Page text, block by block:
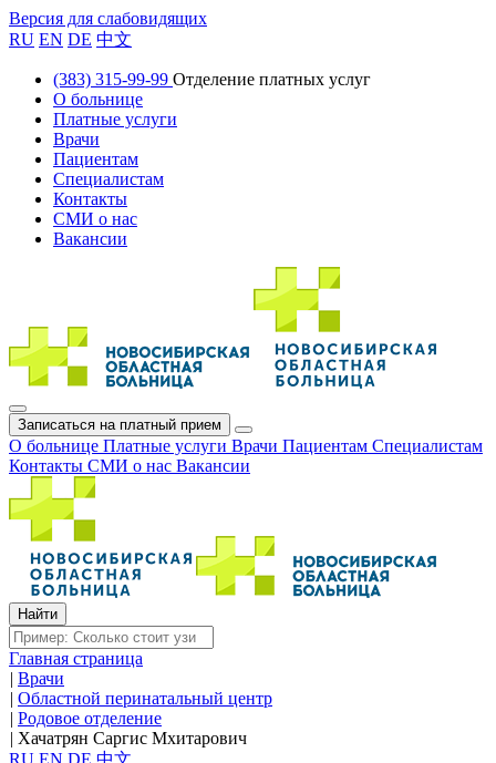
Версия для слабовидящих
RU EN DE 中文
(383) 315-99-99 Отделение платных услуг
О больнице
Платные услуги
Врачи
Пациентам
Специалистам
Контакты
СМИ о нас
Вакансии
Записаться на платный прием
О больнице Платные услуги Врачи Пациентам Специалистам
Контакты СМИ о нас Вакансии
Главная страница
| Врачи
| Областной перинатальный центр
| Родовое отделение
| Хачатрян Саргис Мхитарович
RU EN DE 中文